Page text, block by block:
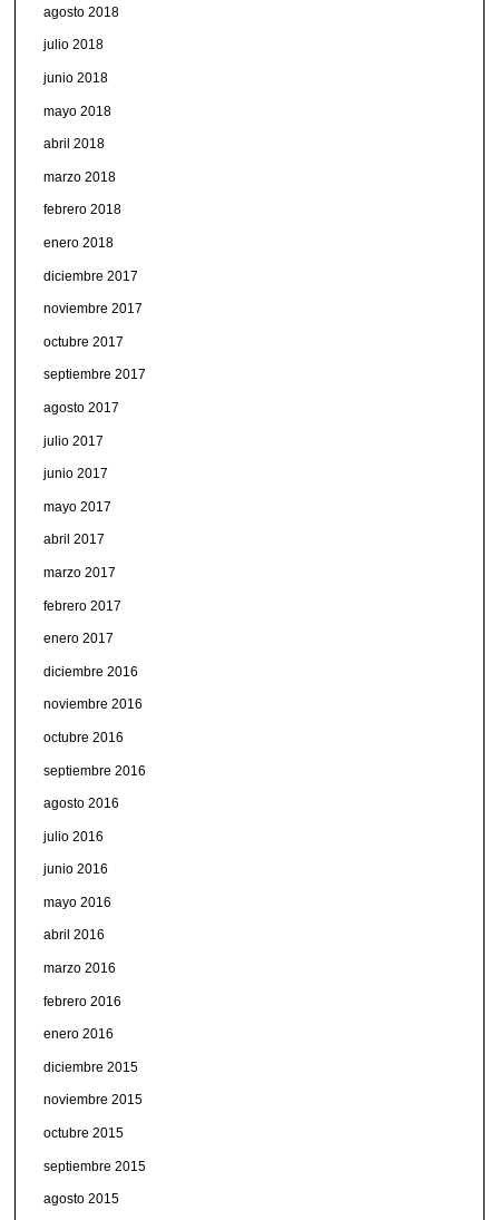
agosto 2018
julio 2018
junio 2018
mayo 2018
abril 2018
marzo 2018
febrero 2018
enero 2018
diciembre 2017
noviembre 2017
octubre 2017
septiembre 2017
agosto 2017
julio 2017
junio 2017
mayo 2017
abril 2017
marzo 2017
febrero 2017
enero 2017
diciembre 2016
noviembre 2016
octubre 2016
septiembre 2016
agosto 2016
julio 2016
junio 2016
mayo 2016
abril 2016
marzo 2016
febrero 2016
enero 2016
diciembre 2015
noviembre 2015
octubre 2015
septiembre 2015
agosto 2015